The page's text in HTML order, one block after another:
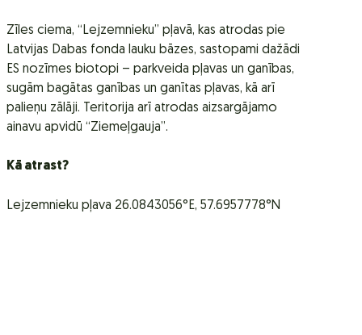
Zīles ciema, “Lejzemnieku” pļavā, kas atrodas pie
Latvijas Dabas fonda lauku bāzes, sastopami dažādi
ES nozīmes biotopi – parkveida pļavas un ganības,
sugām bagātas ganības un ganītas pļavas, kā arī
palieņu zālāji. Teritorija arī atrodas aizsargājamo
ainavu apvidū “Ziemeļgauja”.
Kā atrast?
Lejzemnieku pļava 26.0843056°E, 57.6957778°N